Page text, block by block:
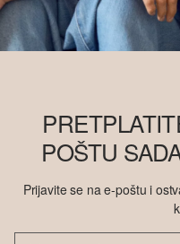
POŠTU
Prijavite se na e-poštu i